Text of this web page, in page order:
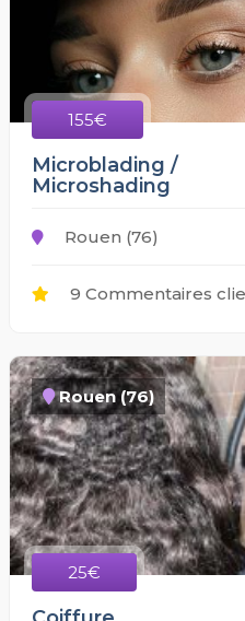
155€
Microblading /
Microshading
Rouen (76)
9 Commentaires
Rouen (76)
25€